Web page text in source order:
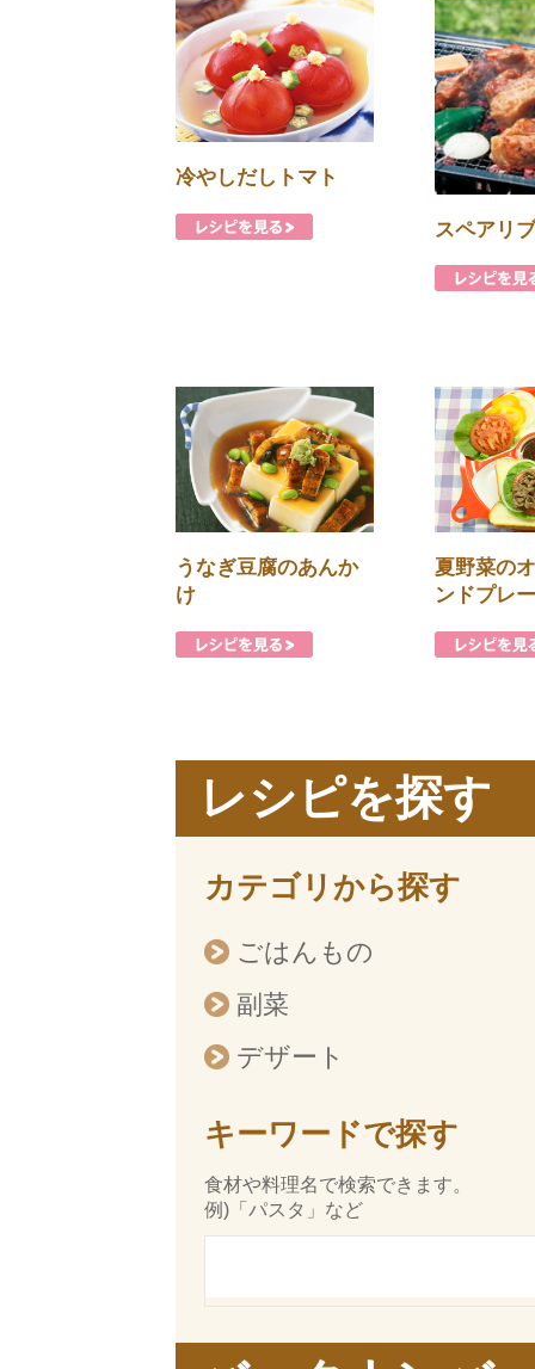
冷やしだしトマト
スペアリ
うなぎ豆腐のあんか
け
夏野菜の
ンドプレ
レシピを探す
カテゴリから探す
ごはんもの
副菜
デザート
キーワードで探す
食材や料理名で検索できます。
例)「パスタ」など